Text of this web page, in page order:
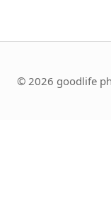
© 2026 goodlife